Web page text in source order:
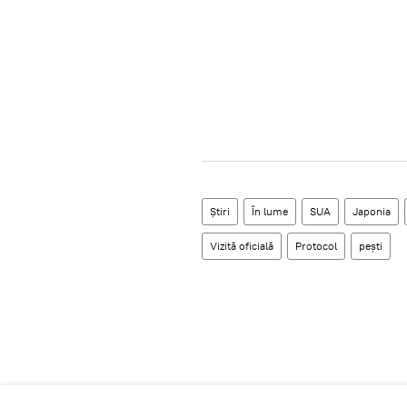
Știri În lume SUA Japonia
Vizită oficială Protocol pești